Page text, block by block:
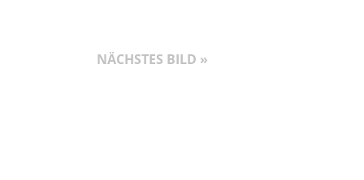
NÄCHSTES BILD »